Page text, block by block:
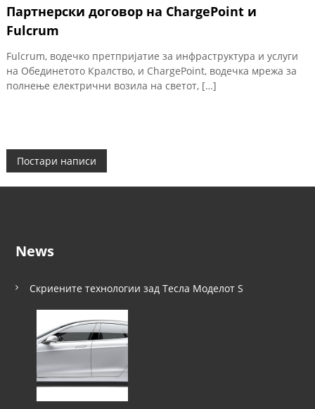
Партнерски договор на ChargePoint и
Fulcrum
Fulcrum, водечко претпријатие за инфраструктура и услуги
на Обединетото Кралство, и ChargePoint, водечка мрежа за
полнење електрични возила на светот, […]
Н
а
и
Постари написи
News
Скриените технологии зад Тесла Моделот S